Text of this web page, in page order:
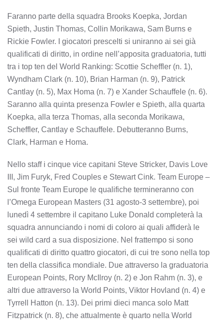
Faranno parte della squadra Brooks Koepka, Jordan
Spieth, Justin Thomas, Collin Morikawa, Sam Burns e
Rickie Fowler. I giocatori prescelti si uniranno ai sei già
qualificati di diritto, in ordine nell’apposita graduatoria, tutti
tra i top ten del World Ranking: Scottie Scheffler (n. 1),
Wyndham Clark (n. 10), Brian Harman (n. 9), Patrick
Cantlay (n. 5), Max Homa (n. 7) e Xander Schauffele (n. 6).
Saranno alla quinta presenza Fowler e Spieth, alla quarta
Koepka, alla terza Thomas, alla seconda Morikawa,
Scheffler, Cantlay e Schauffele. Debutteranno Burns,
Clark, Harman e Homa.
Nello staff i cinque vice capitani Steve Stricker, Davis Love
III, Jim Furyk, Fred Couples e Stewart Cink. Team Europe –
Sul fronte Team Europe le qualifiche termineranno con
l’Omega European Masters (31 agosto-3 settembre), poi
lunedì 4 settembre il capitano Luke Donald completerà la
squadra annunciando i nomi di coloro ai quali affiderà le
sei wild card a sua disposizione. Nel frattempo si sono
qualificati di diritto quattro giocatori, di cui tre sono nella top
ten della classifica mondiale. Due attraverso la graduatoria
European Points, Rory McIlroy (n. 2) e Jon Rahm (n. 3), e
altri due attraverso la World Points, Viktor Hovland (n. 4) e
Tyrrell Hatton (n. 13). Dei primi dieci manca solo Matt
Fitzpatrick (n. 8), che attualmente è quarto nella World